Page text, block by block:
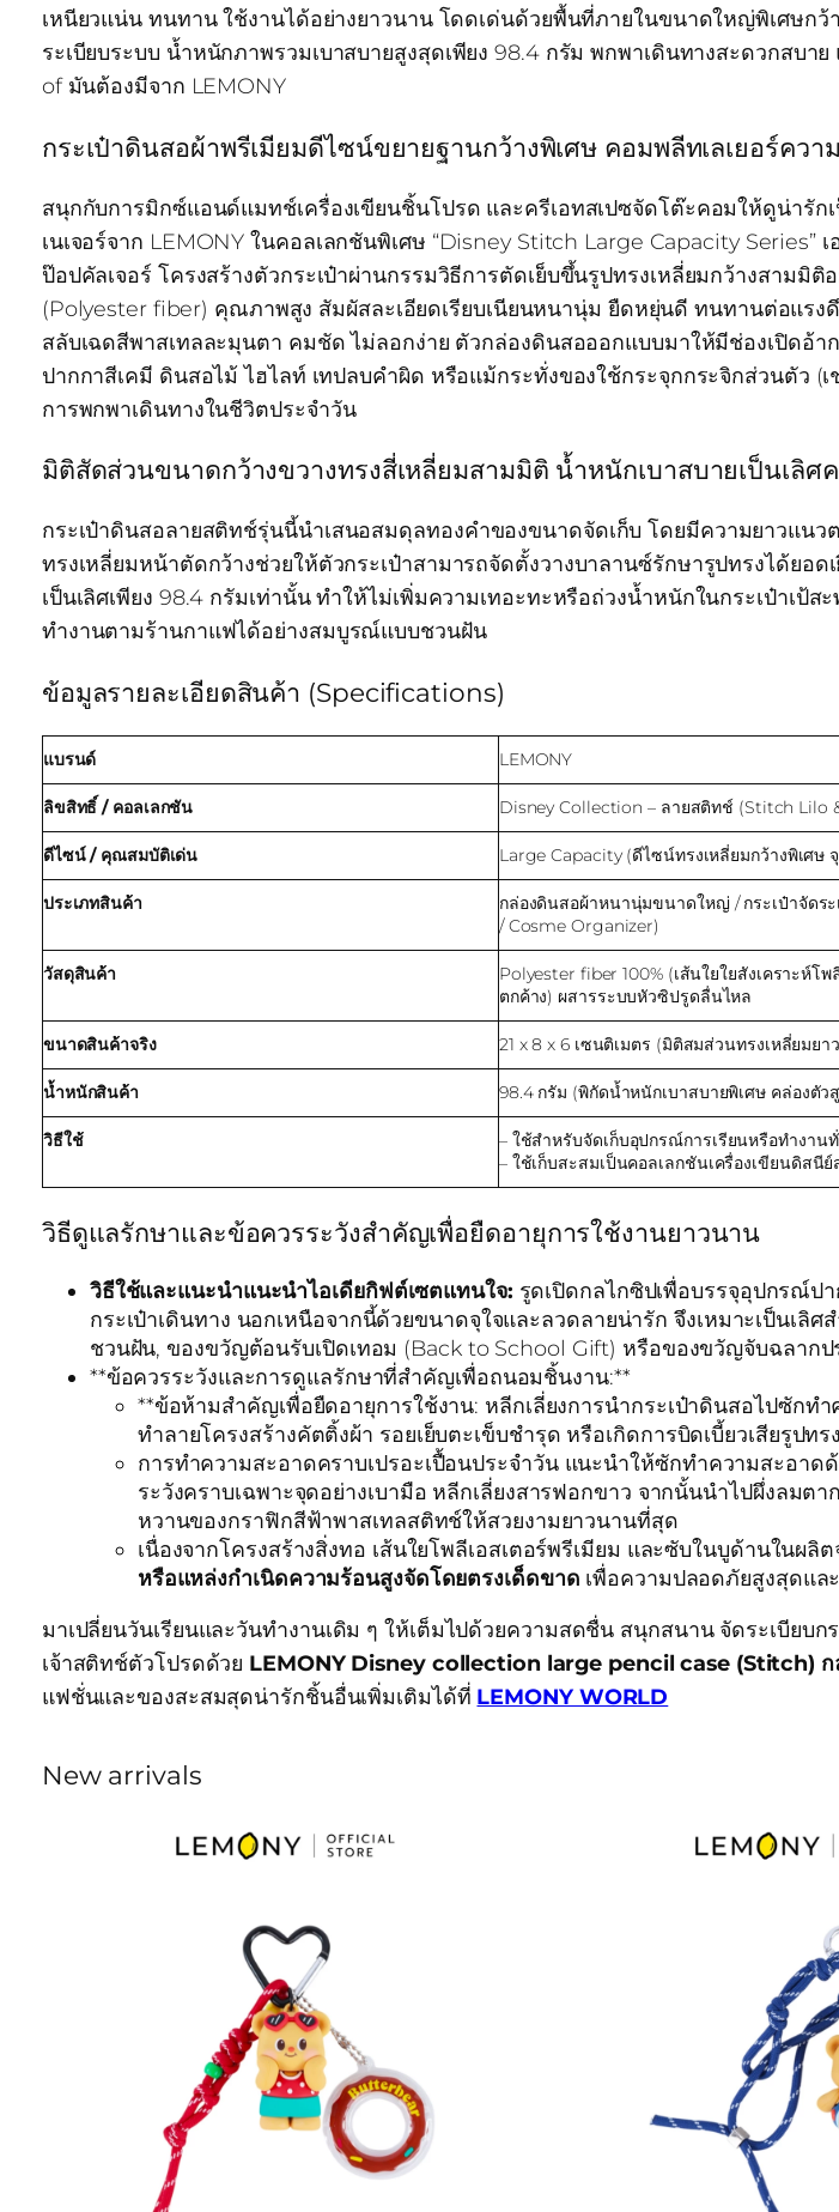
เหนียวแน่น ทนทาน ใช้งานได้อย่างยาวนาน โดดเด่นด้วยพื้นที่ภายในขนาดใหญ่พิเศษก
ระเบียบระบบ น้ำหนักภาพรวมเบาสบายสูงสุดเพียง 98.4 กรัม พกพาเดินทางสะดวกส
of มันต้องมีจาก LEMONY
กระเป๋าดินสอผ้าพรีเมียมดีไซน์ขยายฐานกว้างพิเศษ คอมพลีทเลเยอร์ควา
สนุกกับการมิกซ์แอนด์แมทช์เครื่องเขียนชิ้นโปรด และครีเอทสเปซจัดโต๊ะคอมให้ดูน่ารั
เนเจอร์จาก LEMONY ในคอลเลกชันพิเศษ “Disney Stitch Large Capacity
ป๊อปคัลเจอร์ โครงสร้างตัวกระเป๋าผ่านกรรมวิธีการตัดเย็บขึ้นรูปทรงเหลี่ยมกว้างสามมิ
(Polyester fiber) คุณภาพสูง สัมผัสละเอียดเรียบเนียนหนานุ่ม ยืดหยุ่นดี ทนทานต่อแร
สลับเฉดสีพาสเทลละมุนตา คมชัด ไม่ลอกง่าย ตัวกล่องดินสอออกแบบมาให้มีช่องเปิดอ้
ปากกาสีเคมี ดินสอไม้ ไฮไลท์ เทปลบคำผิด หรือแม้กระทั่งของใช้กระจุกกระจิกส่วนตัว
การพกพาเดินทางในชีวิตประจำวัน
มิติสัดส่วนขนาดกว้างขวางทรงสี่เหลี่ยมสามมิติ น้ำหนักเบาสบายเป็นเลิศ
กระเป๋าดินสอลายสติทช์รุ่นนี้นำเสนอสมดุลทองคำของขนาดจัดเก็บ โดยมีความยาวแน
ทรงเหลี่ยมหน้าตัดกว้างช่วยให้ตัวกระเป๋าสามารถจัดตั้งวางบาลานซ์รักษารูปทรงได้ย
เป็นเลิศเพียง 98.4 กรัมเท่านั้น ทำให้ไม่เพิ่มความเทอะทะหรือถ่วงน้ำหนักในกระเป๋าเ
ทำงานตามร้านกาแฟได้อย่างสมบูรณ์แบบชวนฝัน
ข้อมูลรายละเอียดสินค้า (Specifications)
แบรนด์ LEMONY
ลิขสิทธิ์ / คอลเลกชัน Disney Collection – ลายสติทช์ (Stitch Lilo
ดีไซน์ / คุณสมบัติเด่น Large Capacity (ดีไซน์ทรงเหลี่ยมกว้างพิเศษ
ประเภทสินค้า
กล่องดินสอผ้าหนานุ่มขนาดใหญ่ / กระเป๋าจัดร
/ Cosme Organizer)
วัสดุสินค้า
Polyester fiber 100% (เส้นใยใยสังเคราะห์
ตกค้าง) ผสารระบบหัวซิปรูดลื่นไหล
ขนาดสินค้าจริง 21 x 8 x 6 เซนติเมตร (มิติสมส่วนทรงเหลี่ยมย
น้ำหนักสินค้า 98.4 กรัม (พิกัดน้ำหนักเบาสบายพิเศษ คล่องตัว
วิธีใช้
– ใช้สำหรับจัดเก็บอุปกรณ์การเรียนหรือทำงาน
– ใช้เก็บสะสมเป็นคอลเลกชันเครื่องเขียนดิสนี
วิธีดูแลรักษาและข้อควรระวังสำคัญเพื่อยืดอายุการใช้งานยาวนาน
วิธีใช้และแนะนำแนะนำไอเดียกิฟต์เซตแทนใจ: รูดเปิดกลไกซิปเพื่อบรรจุอุปกรณ์ป
กระเป๋าเดินทาง นอกเหนือจากนี้ด้วยขนาดจุใจและลวดลายน่ารัก จึงเหมาะเป็นเ
ชวนฝัน, ของขวัญต้อนรับเปิดเทอม (Back to School Gift) หรือของขวัญจับฉลาก
**ข้อควรระวังและการดูแลรักษาที่สำคัญเพื่อถนอมชิ้นงาน:**
**ข้อห้ามสำคัญเพื่อยืดอายุการใช้งาน: หลีกเลี่ยงการนำกระเป๋าดินสอไปซักท
ทำลายโครงสร้างคัตติ้งผ้า รอยเย็บตะเข็บชำรุด หรือเกิดการบิดเบี้ยวเสียรูปทร
การทำความสะอาดคราบเปรอะเปื้อนประจำวัน แนะนำให้ซักทำความสะอา
ระวังคราบเฉพาะจุดอย่างเบามือ หลีกเลี่ยงสารฟอกขาว จากนั้นนำไปผึ่งล
หวานของกราฟิกสีฟ้าพาสเทลสติทช์ให้สวยงามยาวนานที่สุด
เนื่องจากโครงสร้างสิ่งทอ เส้นใยโพลีเอสเตอร์พรีเมียม และซับในบูด้านในผลิ
หรือแหล่งกำเนิดความร้อนสูงจัดโดยตรงเด็ดขาด เพื่อความปลอดภัยสูงสุดแล
มาเปลี่ยนวันเรียนและวันทำงานเดิม ๆ ให้เต็มไปด้วยความสดชื่น สนุกสนาน จัดระเบีย
เจ้าสติทช์ตัวโปรดด้วย LEMONY Disney collection large pencil case (Stitch)
แฟชั่นและของสะสมสุดน่ารักชิ้นอื่นเพิ่มเติมได้ที่ LEMONY WORLD
New arrivals